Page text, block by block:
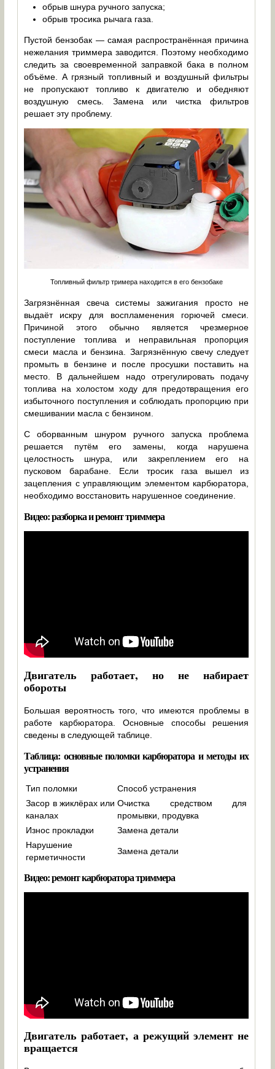
обрыв шнура ручного запуска;
обрыв тросика рычага газа.
Пустой бензобак — самая распространённая причина
нежелания триммера заводится. Поэтому необходимо
следить за своевременной заправкой бака в полном
объёме. А грязный топливный и воздушный фильтры
не пропускают топливо к двигателю и обедняют
воздушную смесь. Замена или чистка фильтров
решает эту проблему.
Топливный фильтр тримера находится в его бензобаке
Загрязнённая свеча системы зажигания просто не
выдаёт искру для воспламенения горючей смеси.
Причиной этого обычно является чрезмерное
поступление топлива и неправильная пропорция
смеси масла и бензина. Загрязнённую свечу следует
промыть в бензине и после просушки поставить на
место. В дальнейшем надо отрегулировать подачу
топлива на холостом ходу для предотвращения его
избыточного поступления и соблюдать пропорцию при
смешивании масла с бензином.
С оборванным шнуром ручного запуска проблема
решается путём его замены, когда нарушена
целостность шнура, или закреплением его на
пусковом барабане. Если тросик газа вышел из
зацепления с управляющим элементом карбюратора,
необходимо восстановить нарушенное соединение.
Видео: разборка и ремонт триммера
Двигатель работает, но не набирает
обороты
Большая вероятность того, что имеются проблемы в
работе карбюратора. Основные способы решения
сведены в следующей таблице.
Таблица: основные поломки карбюратора и методы их
устранения
Тип поломки
Способ устранения
Засор в жиклёрах или
каналах
Очистка средством для
промывки, продувка
Износ прокладки
Замена детали
Нарушение
герметичности
Замена детали
Видео: ремонт карбюратора триммера
Двигатель работает, а режущий элемент не
вращается